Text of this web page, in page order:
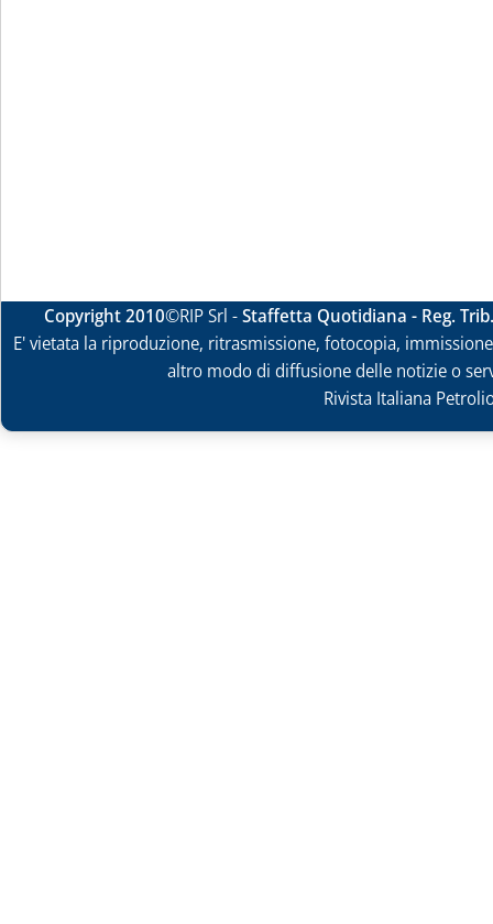
Copyright 2010©RIP Srl -Staffetta Quotidiana - Reg.
E' vietata la riproduzione, ritrasmissione, fotocopia,
altro modo di diffusione delle notizie o
Rivista Italiana